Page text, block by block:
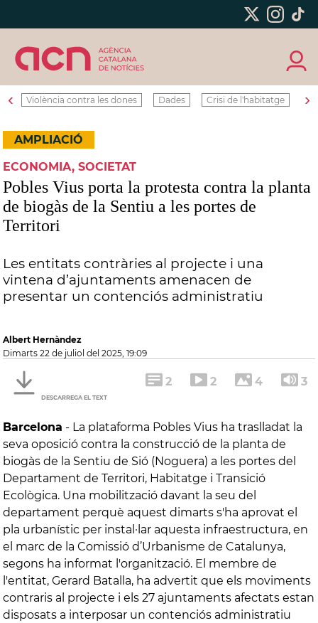
‹ Violència contra les dones Dades Crisi de l'habitatge ›
AMPLIACIÓ
ECONOMIA, SOCIETAT
Pobles Vius porta la protesta contra la planta
de biogàs de la Sentiu a les portes de
Territori
Les entitats contràries al projecte i una
vintena d’ajuntaments amenacen de
presentar un contenciós administratiu
Albert Hernàndez
dimarts 22 de juliol del 2025, 19:09
DESCARREGA EL TEXT
2 2 4 3
Barcelona - La plataforma Pobles Vius ha traslladat la
seva oposició contra la construcció de la planta de
biogàs de la Sentiu de Sió (Noguera) a les portes del
Departament de Territori, Habitatge i Transició
Ecològica. Una mobilització davant la seu del
departament perquè aquest dimarts s'ha aprovat el
pla urbanístic per instal·lar aquesta infraestructura, en
el marc de la Comissió d’Urbanisme de Catalunya,
segons ha informat l'organització. El membre de
l'entitat, Gerard Batalla, ha advertit que els moviments
contraris al projecte i els 27 ajuntaments afectats estan
disposats a interposar un contenciós administratiu